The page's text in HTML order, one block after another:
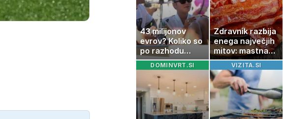
43 milijonov
evrov? Koliko so
po razhodu
zahtevale ali
prejele
partnerice
športnih
zvezdnikov
Zdravnik razbija
enega največjih
mitov: mastna
jetra ne
nastanejo
zaradi slanine,
temveč zaradi
živila, ki ga
imamo vsi radi
DOMINVRT.SI VIZITA.SI